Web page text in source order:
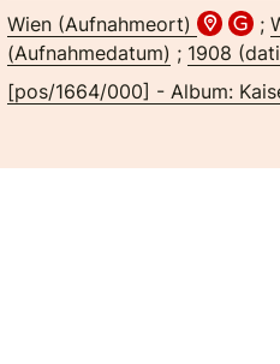
Wien (Aufnahmeort) ;
(Aufnahmedatum) ; 1908
[pos/1664/000] - Album: